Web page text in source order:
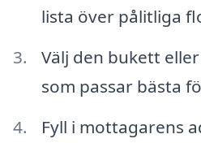
lista över pålitliga
Välj den bukett
som passar bästa
Fyll i mottagarens